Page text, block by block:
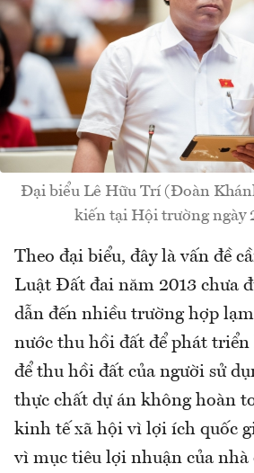
Đại biểu Lê Hữu Trí (Đoàn
kiến tại Hội trường ngày
Theo đại biểu, đây là vấn đề
Luật Đất đai năm 2013 chưa
dẫn đến nhiều trường hợp
nước thu hồi đất để phát
để thu hồi đất của người sử
thực chất dự án không hoàn
kinh tế xã hội vì lợi ích quốc
vì mục tiêu lợi nhuận của nhà